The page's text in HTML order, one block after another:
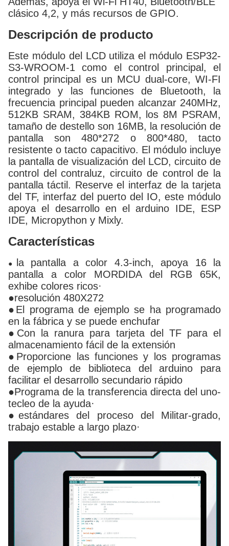
clásico 4,2, y más recursos de GPIO.
Descripción de producto
Este módulo del LCD utiliza el módulo ESP32-
S3-WROOM-1 como el control principal, el
control principal es un MCU dual-core, WI-FI
integrado y las funciones de Bluetooth, la
frecuencia principal pueden alcanzar 240MHz,
512KB SRAM, 384KB ROM, los 8M PSRAM,
tamaño de destello son 16MB, la resolución de
pantalla son 480*272 o 800*480, tacto
resistente o tacto capacitivo. El módulo incluye
la pantalla de visualización del LCD, circuito de
control del contraluz, circuito de control de la
pantalla táctil. Reserve el interfaz de la tarjeta
del TF, interfaz del puerto del IO, este módulo
apoya el desarrollo en el arduino IDE, ESP
IDE, Micropython y Mixly.
Características
●
la pantalla a color 4.3-inch, apoya 16 la
pantalla a color MORDIDA del RGB 65K,
exhibe colores ricos·
●resolución 480X272
●El programa de ejemplo se ha programado
en la fábrica y se puede enchufar
●Con la ranura para tarjeta del TF para el
almacenamiento fácil de la extensión
●Proporcione las funciones y los programas
de ejemplo de biblioteca del arduino para
facilitar el desarrollo secundario rápido
●Programa de la transferencia directa del uno-
tecleo de la ayuda·
●estándares del proceso del Militar-grado,
trabajo estable a largo plazo·